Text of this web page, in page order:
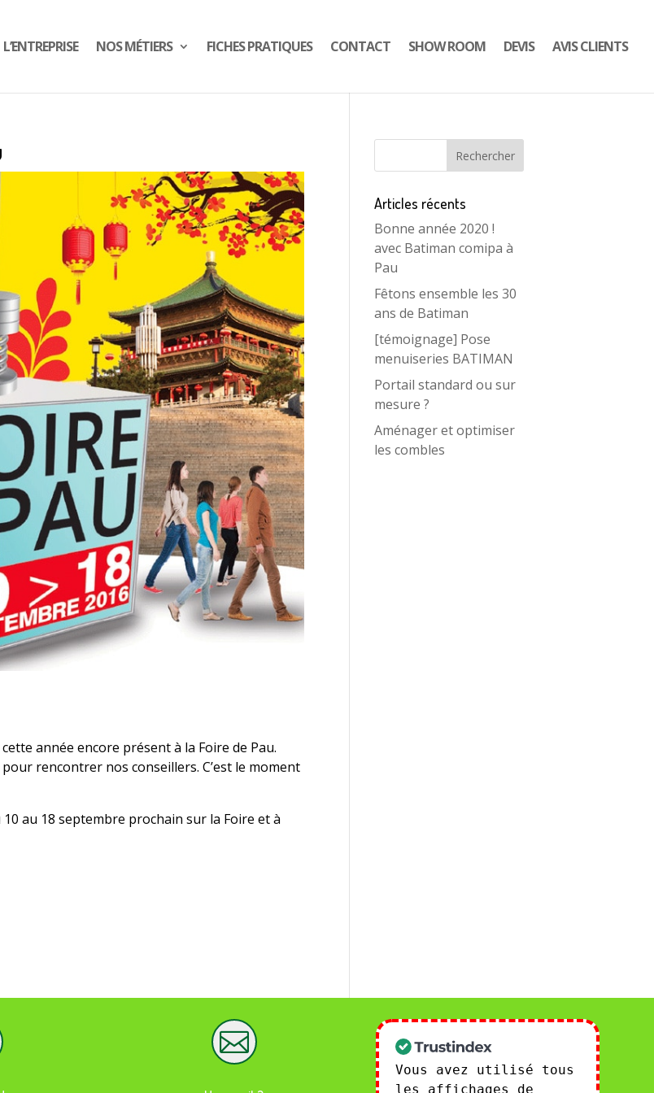
L’ENTREPRISE NOS MÉTIERS FICHES PRATIQUES CONTACT SHOW ROOM DEVIS AVIS CLIENTS
année encore présent à la Foire de Pau.
rencontrer nos conseillers. C’est le moment
au 18 septembre prochain sur la Foire et à
Articles récents
Bonne année 2020 !
avec Batiman comipa à
Pau
Fêtons ensemble les 30
ans de Batiman
[témoignage] Pose
menuiseries BATIMAN
Portail standard ou sur
mesure ?
Aménager et optimiser
les combles

Vous avez utilisé tous
les affichages de